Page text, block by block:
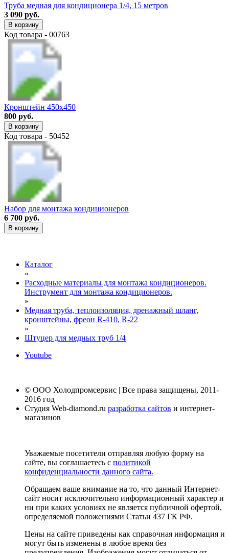
Труба медная для кондиционера 1/4, 15 метров
3 090 руб.
В корзину
Код товара - 00763
Кронштейн 450х450
800 руб.
В корзину
Код товара - 50452
Набор для монтажа кондиционеров
6 700 руб.
В корзину
Каталог
»
Расходные материалы для монтажа кондиционеров.
Инструмент для монтажа кондиционеров.
»
Медная труба, теплоизоляция, дренажный шланг,
кронштейны, фреон R-410, R-22
»
Штуцер для медных труб 1/4
Youtube
© ООО Холодпромсервис | Все права защищены, 2011-
2016 год
Студия Web-diamond.ru разработка сайтов и интернет-
магазинов
Уважаемые посетители отправляя любую форму на
сайте, вы соглашаетесь с политикой
конфиденциальности данного сайта.
Обращаем ваше внимание на то, что данный Интернет-
сайт носит исключительно информационный характер и
ни при каких условиях не является публичной офертой,
определяемой положениями Статьи 437 ГК РФ.
Цены на сайте приведены как справочная информация и
могут быть изменены в любое время без